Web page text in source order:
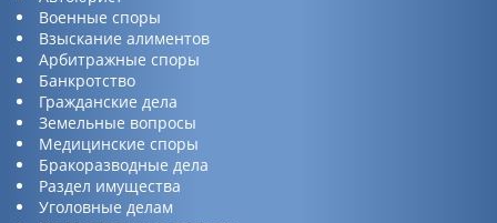
Военные споры
Взыскание алиментов
Арбитражные споры
Банкротство
Гражданские дела
Земельные вопросы
Медицинские споры
Бракоразводные дела
Раздел имущества
Уголовные делам